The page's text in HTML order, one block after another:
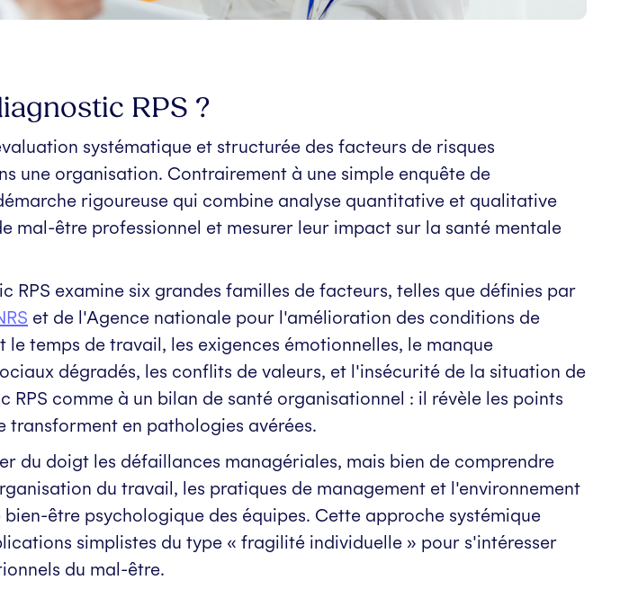
RPS ?
systématique et structurée des facteurs de risques
une organisation. Contrairement à une simple enquête de
rigoureuse qui combine analyse quantitative et qualitative
mal-être professionnel et mesurer leur impact sur la santé mentale
RPS examine six grandes familles de facteurs, telles que définies par
et de l'Agence nationale pour l'amélioration des conditions de
temps de travail, les exigences émotionnelles, le manque
dégradés, les conflits de valeurs, et l'insécurité de la situation de
RPS comme à un bilan de santé organisationnel : il révèle les points
transforment en pathologies avérées.
du doigt les défaillances managériales, mais bien de comprendre
du travail, les pratiques de management et l'environnement
être psychologique des équipes. Cette approche systémique
simplistes du type « fragilité individuelle » pour s'intéresser
du mal-être.